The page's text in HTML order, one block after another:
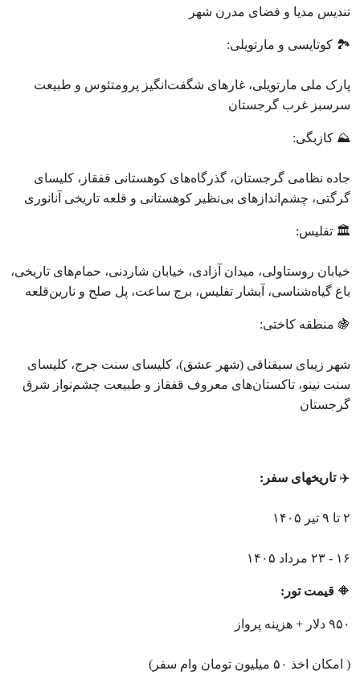
تندیس مدیا و فضای مدرن شهر
🏞 کوتایسی و مارتویلی:
پارک ملی مارتویلی، غارهای شگفت‌انگیز پرومتئوس و طبیعت
سرسبز غرب گرجستان
⛰ کازبگی:
جاده نظامی گرجستان، گذرگاه‌های کوهستانی قفقاز، کلیسای
گرگتی، چشم‌اندازهای بی‌نظیر کوهستانی و قلعه تاریخی آنانوری
🏛 تفلیس:
خیابان روستاولی، میدان آزادی، خیابان شاردنی، حمام‌های تاریخی،
باغ گیاه‌شناسی، آبشار تفلیس، برج ساعت، پل صلح و نارین‌قلعه
🍇 منطقه کاختی:
شهر زیبای سیقناقی (شهر عشق)، کلیسای سنت جرج، کلیسای
سنت نینو، تاکستان‌های معروف قفقاز و طبیعت چشم‌نواز شرق
گرجستان
✈️ تاریخهای سفر:
۲ تا ۹ تیر ۱۴۰۵
۱۶ - ۲۳ مرداد ۱۴۰۵
🔶 قیمت تور:
۹۵۰ دلار + هزینه پرواز
( امکان اخذ ۵۰ میلیون تومان وام سفر)